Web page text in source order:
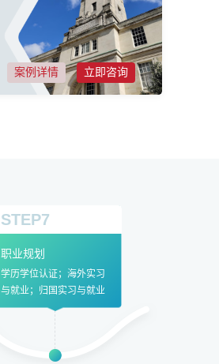
案例详情 立即咨询
STEP7
职业规划
学历学位认证；海外实习
与就业；归国实习与就业